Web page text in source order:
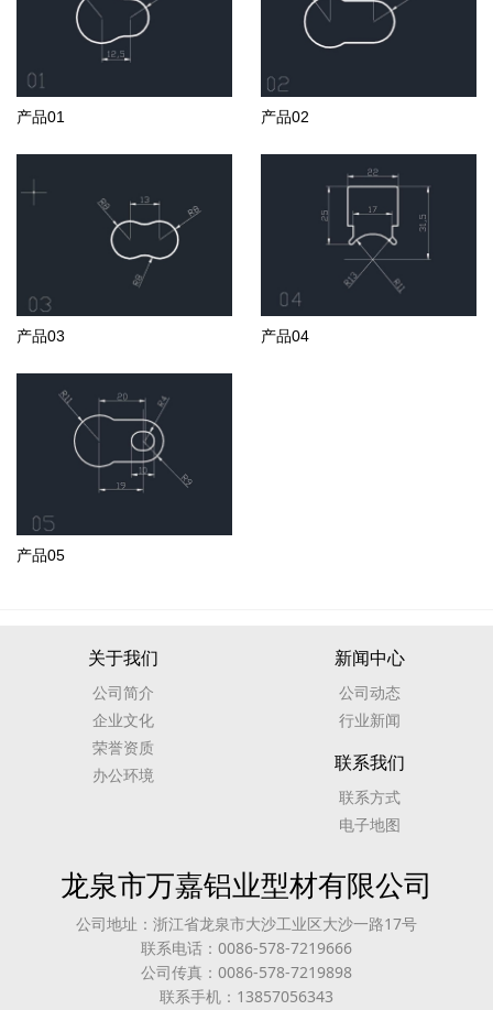
产品01 产品02
产品03 产品04
产品05
关于我们
公司简介
企业文化
荣誉资质
办公环境
新闻中心
公司动态
行业新闻
联系我们
联系方式
电子地图
龙泉市万嘉铝业型材有限公司
公司地址：浙江省龙泉市大沙工业区大沙一路17号
联系电话：0086-578-7219666
公司传真：0086-578-7219898
联系手机：13857056343